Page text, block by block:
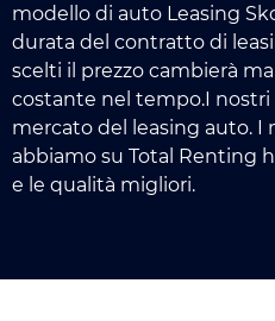
modello di auto Leasing
durata del contratto di
scelti il prezzo cambierà
costante nel tempo.I nostri
mercato del leasing auto. I
abbiamo su Total Renting
e le qualità migliori.